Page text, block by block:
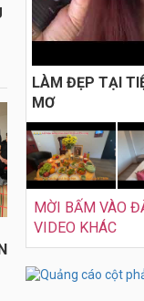
LÀM ĐẸP TẠI
MƠ
MỜI BẤM VÀO
VIDEO KHÁC